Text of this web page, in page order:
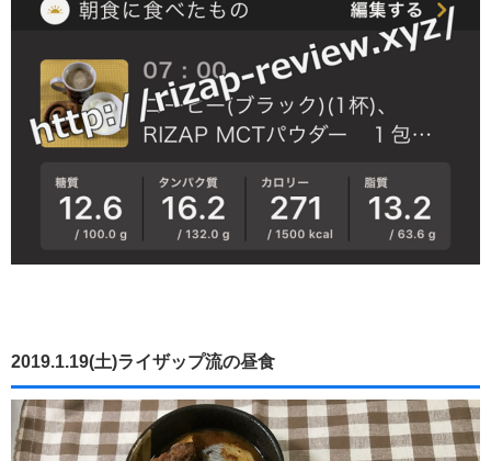
2019.1.19(土)ライザップ流の昼食